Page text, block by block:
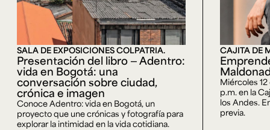
SALA DE EXPOSICIONES COLPATRIA.
Presentación del libro — Adentro:
vida en Bogotá: una
conversación sobre ciudad,
crónica e imagen
Conoce Adentro: vida en Bogotá, un
proyecto que une crónicas y fotografía para
explorar la intimidad en la vida cotidiana.
CAJITA DE
Miércoles
p.m. en la
los Andes.
previa.